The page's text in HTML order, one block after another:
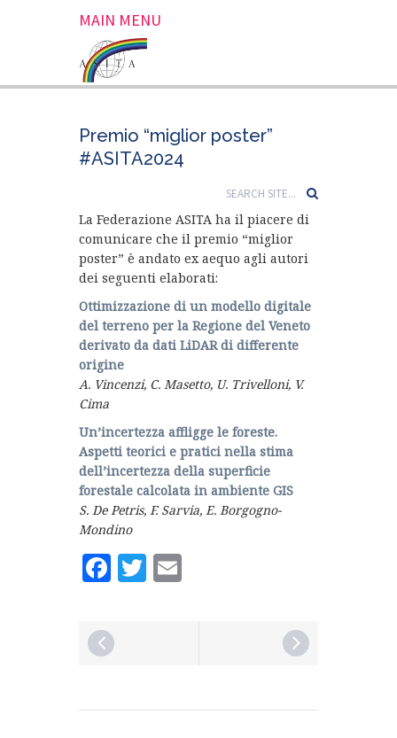
MAIN MENU
Premio “miglior poster”
#ASITA2024
La Federazione ASITA ha il piacere di
comunicare che il premio “miglior
poster” è andato ex aequo agli autori
dei seguenti elaborati:
Ottimizzazione di un modello digitale
del terreno per la Regione del Veneto
derivato da dati LiDAR di differente
origine
A. Vincenzi, C. Masetto, U. Trivelloni, V.
Cima
Un’incertezza affligge le foreste.
Aspetti teorici e pratici nella stima
dell’incertezza della superficie
forestale calcolata in ambiente GIS
S. De Petris, F. Sarvia, E. Borgogno-
Mondino
Facebook
Twitter